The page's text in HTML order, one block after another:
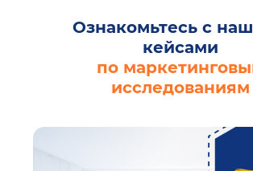
Ознакомьтесь с
кейсами
по
исследованиям